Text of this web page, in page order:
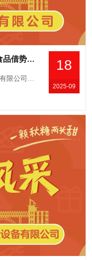
18
2025-09
南京秋糖超3500展商同台，王氏食品借势抢占长三角消费市场